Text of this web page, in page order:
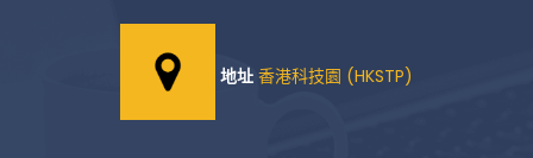
地址 香港科技園 (HKSTP)